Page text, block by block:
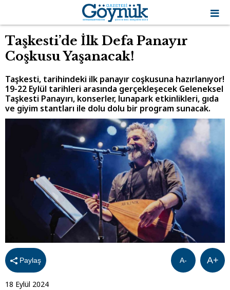
Taşkesti’de İlk Defa Panayır
Coşkusu Yaşanacak!
Taşkesti, tarihindeki ilk panayır coşkusuna hazırlanıyor!
19-22 Eylül tarihleri arasında gerçekleşecek Geleneksel
Taşkesti Panayırı, konserler, lunapark etkinlikleri, gıda
ve giyim stantları ile dolu dolu bir program sunacak.
Paylaş A+
A-
18 Eylül 2024